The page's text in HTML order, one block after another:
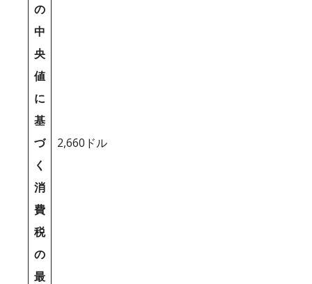
の
中
央
値
に
基
づ
く
消
費
税
の
最
2,660ドル